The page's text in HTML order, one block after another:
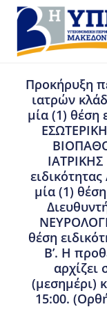
Προκήρυξη
ιατρών
μία (1) θέση
μία (1)
θέση
Β’. Η
αρχίζει
(μεσημέρι)
15:00.